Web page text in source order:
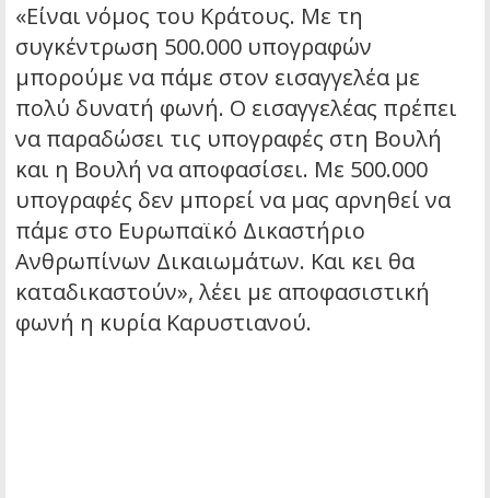
«Είναι νόμος του Κράτους. Με τη
συγκέντρωση 500.000 υπογραφών
μπορούμε να πάμε στον εισαγγελέα με
πολύ δυνατή φωνή. Ο εισαγγελέας πρέπει
να παραδώσει τις υπογραφές στη Βουλή
και η Βουλή να αποφασίσει. Με 500.000
υπογραφές δεν μπορεί να μας αρνηθεί να
πάμε στο Ευρωπαϊκό Δικαστήριο
Ανθρωπίνων Δικαιωμάτων. Και κει θα
καταδικαστούν», λέει με αποφασιστική
φωνή η κυρία Καρυστιανού.